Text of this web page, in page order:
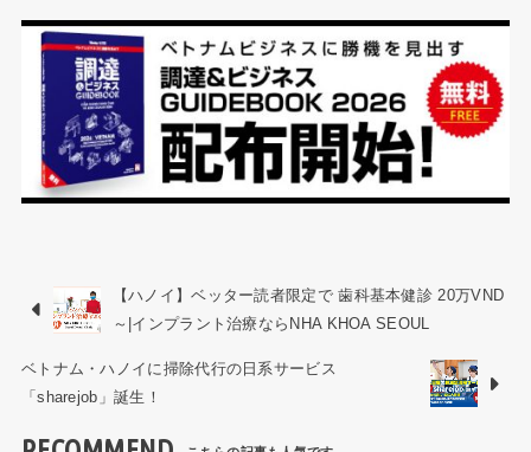
【ハノイ】ベッター読者限定で 歯科基本健診 20万VND
～|インプラント治療ならNHA KHOA SEOUL
ベトナム・ハノイに掃除代行の日系サービス
「sharejob」誕生！